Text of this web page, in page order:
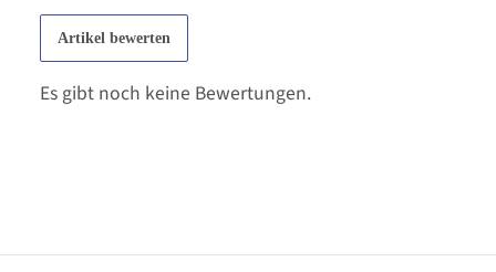
Artikel bewerten
Es gibt noch keine Bewertungen.